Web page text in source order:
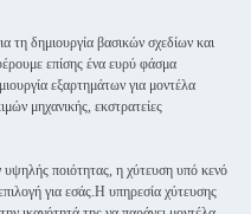
τη δημιουργία βασικών σχεδίων και
επίσης ένα ευρύ φάσμα
εξαρτημάτων για μοντέλα
μηχανικής, εκστρατείες
ποιότητας, η χύτευση υπό κενό
για εσάς.Η υπηρεσία χύτευσης